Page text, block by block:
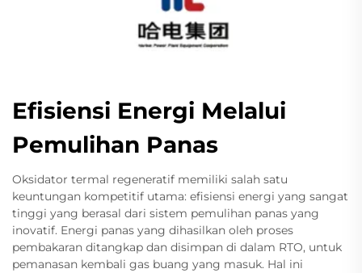
Efisiensi Energi Melalui
Pemulihan Panas
Oksidator termal regeneratif memiliki salah satu
keuntungan kompetitif utama: efisiensi energi yang sangat
tinggi yang berasal dari sistem pemulihan panas yang
inovatif. Energi panas yang dihasilkan oleh proses
pembakaran ditangkap dan disimpan di dalam RTO, untuk
pemanasan kembali gas buang yang masuk. Hal ini